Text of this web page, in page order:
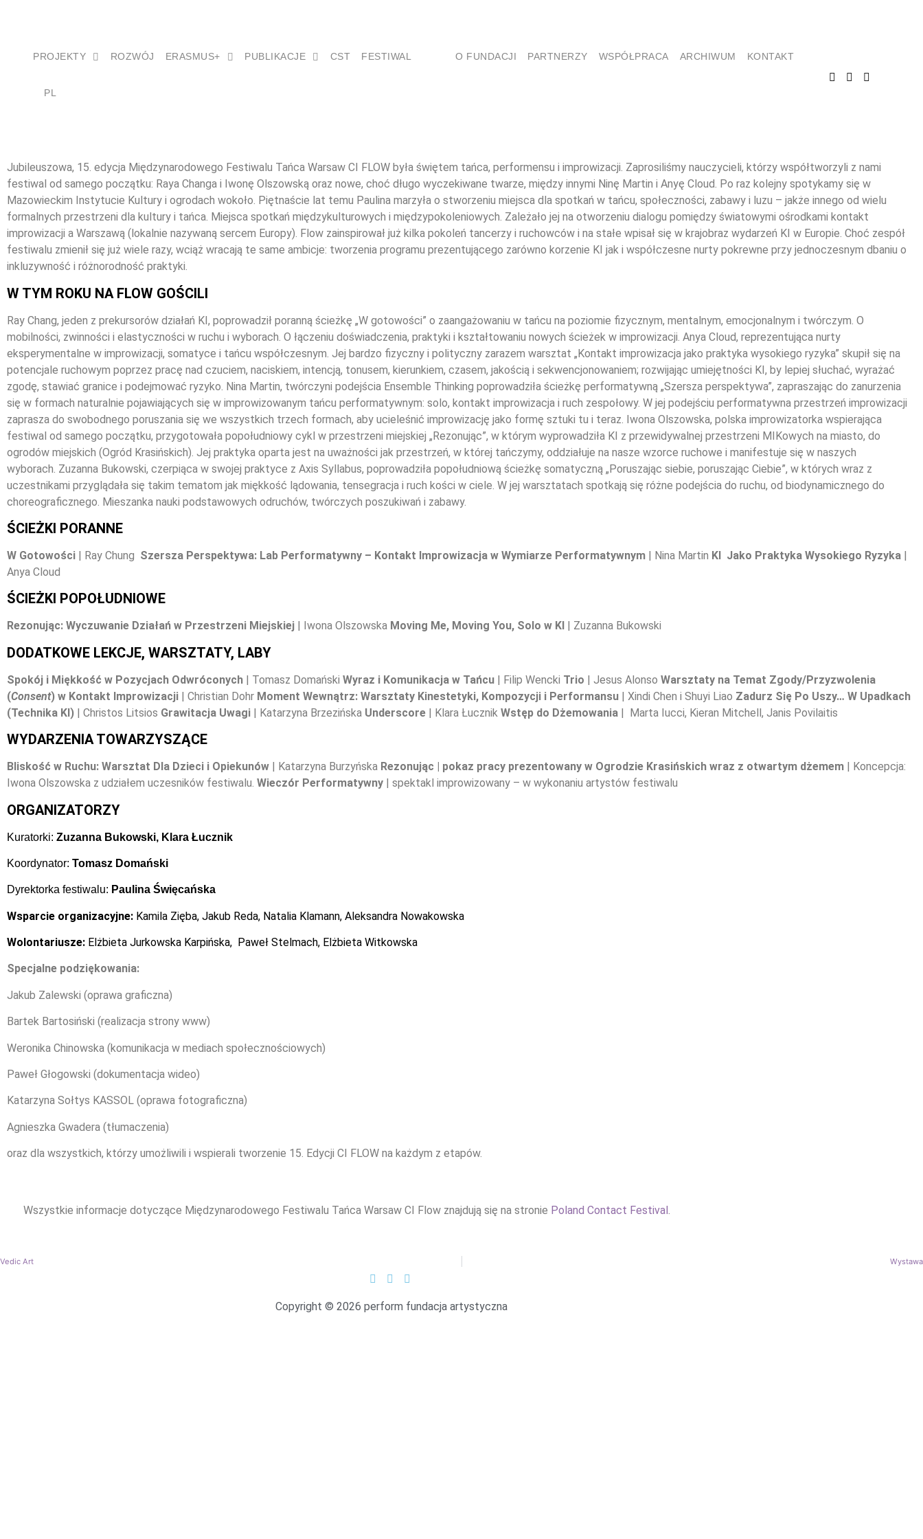
PROJEKTY ROZWÓJ ERASMUS+ PUBLIKACJE CST FESTIWAL O FUNDACJI PARTNERZY WSPÓŁPRACA ARCHIWUM KONTAKT
PL
Jubileuszowa, 15. edycja Międzynarodowego Festiwalu Tańca Warsaw CI FLOW była świętem tańca, performensu i improwizacji. Zaprosiliśmy nauczycieli, którzy współtworzyli z nami
festiwal od samego początku: Raya Changa i Iwonę Olszowską oraz nowe, choć długo wyczekiwane twarze, między innymi Ninę Martin i Anyę Cloud. Po raz kolejny spotykamy się w
Mazowieckim Instytucie Kultury i ogrodach wokoło. Piętnaście lat temu Paulina marzyła o stworzeniu miejsca dla spotkań w tańcu, społeczności, zabawy i luzu – jakże innego od wielu
formalnych przestrzeni dla kultury i tańca. Miejsca spotkań międzykulturowych i międzypokoleniowych. Zależało jej na otworzeniu dialogu pomiędzy światowymi ośrodkami kontakt
improwizacji a Warszawą (lokalnie nazywaną sercem Europy). Flow zainspirował już kilka pokoleń tancerzy i ruchowców i na stałe wpisał się w krajobraz wydarzeń KI w Europie. Choć zespół
festiwalu zmienił się już wiele razy, wciąż wracają te same ambicje: tworzenia programu prezentującego zarówno korzenie KI jak i współczesne nurty pokrewne przy jednoczesnym dbaniu o
inkluzywność i różnorodność praktyki.
W TYM ROKU NA FLOW GOŚCILI
Ray Chang, jeden z prekursorów działań KI, poprowadził poranną ścieżkę „W gotowości” o zaangażowaniu w tańcu na poziomie fizycznym, mentalnym, emocjonalnym i twórczym. O
mobilności, zwinności i elastyczności w ruchu i wyborach. O łączeniu doświadczenia, praktyki i kształtowaniu nowych ścieżek w improwizacji. Anya Cloud, reprezentująca nurty
eksperymentalne w improwizacji, somatyce i tańcu współczesnym. Jej bardzo fizyczny i polityczny zarazem warsztat „Kontakt improwizacja jako praktyka wysokiego ryzyka” skupił się na
potencjale ruchowym poprzez pracę nad czuciem, naciskiem, intencją, tonusem, kierunkiem, czasem, jakością i sekwencjonowaniem; rozwijając umiejętności KI, by lepiej słuchać, wyrażać
zgodę, stawiać granice i podejmować ryzyko. Nina Martin, twórczyni podejścia Ensemble Thinking poprowadziła ścieżkę performatywną „Szersza perspektywa”, zapraszając do zanurzenia
się w formach naturalnie pojawiających się w improwizowanym tańcu performatywnym: solo, kontakt improwizacja i ruch zespołowy. W jej podejściu performatywna przestrzeń improwizacji
zaprasza do swobodnego poruszania się we wszystkich trzech formach, aby ucieleśnić improwizację jako formę sztuki tu i teraz. Iwona Olszowska, polska improwizatorka wspierająca
festiwal od samego początku, przygotowała popołudniowy cykl w przestrzeni miejskiej „Rezonując”, w którym wyprowadziła KI z przewidywalnej przestrzeni MIKowych na miasto, do
ogrodów miejskich (Ogród Krasińskich). Jej praktyka oparta jest na uważności jak przestrzeń, w której tańczymy, oddziałuje na nasze wzorce ruchowe i manifestuje się w naszych
wyborach. Zuzanna Bukowski, czerpiąca w swojej praktyce z Axis Syllabus, poprowadziła popołudniową ścieżkę somatyczną „Poruszając siebie, poruszając Ciebie”, w których wraz z
uczestnikami przyglądała się takim tematom jak miękkość lądowania, tensegracja i ruch kości w ciele. W jej warsztatach spotkają się różne podejścia do ruchu, od biodynamicznego do
choreograficznego. Mieszanka nauki podstawowych odruchów, twórczych poszukiwań i zabawy.
ŚCIEŻKI PORANNE
W Gotowości | Ray Chung Szersza Perspektywa: Lab Performatywny – Kontakt Improwizacja w Wymiarze Performatywnym | Nina Martin KI Jako Praktyka Wysokiego Ryzyka |
Anya Cloud
ŚCIEŻKI POPOŁUDNIOWE
Rezonując: Wyczuwanie Działań w Przestrzeni Miejskiej | Iwona Olszowska Moving Me, Moving You, Solo w KI | Zuzanna Bukowski
DODATKOWE LEKCJE, WARSZTATY, LABY
Spokój i Miękkość w Pozycjach Odwróconych | Tomasz Domański Wyraz i Komunikacja w Tańcu | Filip Wencki Trio | Jesus Alonso Warsztaty na Temat Zgody/Przyzwolenia
(Consent) w Kontakt Improwizacji | Christian Dohr Moment Wewnątrz: Warsztaty Kinestetyki, Kompozycji i Performansu | Xindi Chen i Shuyi Liao Zadurz Się Po Uszy… W Upadkach
(Technika KI) | Christos Litsios Grawitacja Uwagi | Katarzyna Brzezińska Underscore | Klara Łucznik Wstęp do Dżemowania | Marta Iucci, Kieran Mitchell, Janis Povilaitis
WYDARZENIA TOWARZYSZĄCE
Bliskość w Ruchu: Warsztat Dla Dzieci i Opiekunów | Katarzyna Burzyńska Rezonując | pokaz pracy prezentowany w Ogrodzie Krasińskich wraz z otwartym dżemem | Koncepcja:
Iwona Olszowska z udziałem uczesników festiwalu. Wieczór Performatywny | spektakl improwizowany – w wykonaniu artystów festiwalu
ORGANIZATORZY
Kuratorki: Zuzanna Bukowski, Klara Łucznik
Koordynator: Tomasz Domański
Dyrektorka festiwalu: Paulina Święcańska
Wsparcie organizacyjne: Kamila Zięba, Jakub Reda, Natalia Klamann, Aleksandra Nowakowska
Wolontariusze: Elżbieta Jurkowska Karpińska, Paweł Stelmach, Elżbieta Witkowska
Specjalne podziękowania:
Jakub Zalewski (oprawa graficzna)
Bartek Bartosiński (realizacja strony www)
Weronika Chinowska (komunikacja w mediach społecznościowych)
Paweł Głogowski (dokumentacja wideo)
Katarzyna Sołtys KASSOL (oprawa fotograficzna)
Agnieszka Gwadera (tłumaczenia)
oraz dla wszystkich, którzy umożliwili i wspierali tworzenie 15. Edycji CI FLOW na każdym z etapów.
Wszystkie informacje dotyczące Międzynarodowego Festiwalu Tańca Warsaw CI Flow znajdują się na stronie Poland Contact Festival
Wystawa
Vedic Art
Copyright © 2026 perform fundacja artystyczna